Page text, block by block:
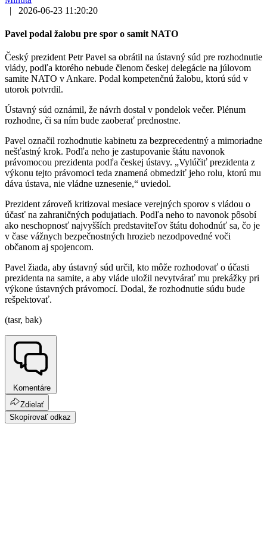
|
2026-06-23 11:20:20
Pavel podal žalobu pre spor o samit NATO
Český prezident Petr Pavel sa obrátil na ústavný súd pre rozhodnutie
vlády, podľa ktorého nebude členom českej delegácie na júlovom
samite NATO v Ankare. Podal kompetenčnú žalobu, ktorú súd v
utorok potvrdil.
Ústavný súd oznámil, že návrh dostal v pondelok večer. Plénum
rozhodne, či sa ním bude zaoberať prednostne.
Pavel označil rozhodnutie kabinetu za bezprecedentný a mimoriadne
nešťastný krok. Podľa neho je zastupovanie štátu navonok
právomocou prezidenta podľa českej ústavy. „Vylúčiť prezidenta z
výkonu tejto právomoci teda znamená obmedziť jeho rolu, ktorú mu
dáva ústava, nie vládne uznesenie,“ uviedol.
Prezident zároveň kritizoval mesiace verejných sporov s vládou o
účasť na zahraničných podujatiach. Podľa neho to navonok pôsobí
ako neschopnosť najvyšších predstaviteľov štátu dohodnúť sa, čo je
v čase vážnych bezpečnostných hrozieb nezodpovedné voči
občanom aj spojencom.
Pavel žiada, aby ústavný súd určil, kto môže rozhodovať o účasti
prezidenta na samite, a aby vláde uložil nevytvárať mu prekážky pri
výkone ústavných právomocí. Dodal, že rozhodnutie súdu bude
rešpektovať.
(tasr, bak)
Komentáre
Zdielať
Skopírovať odkaz